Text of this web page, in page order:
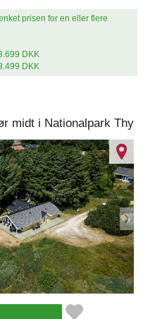
prisen for en eller flere
DKK
DKK
midt i Nationalpark Thy